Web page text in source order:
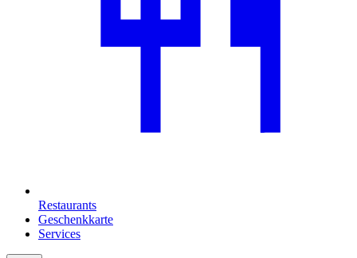
Restaurants
Geschenkkarte
Services